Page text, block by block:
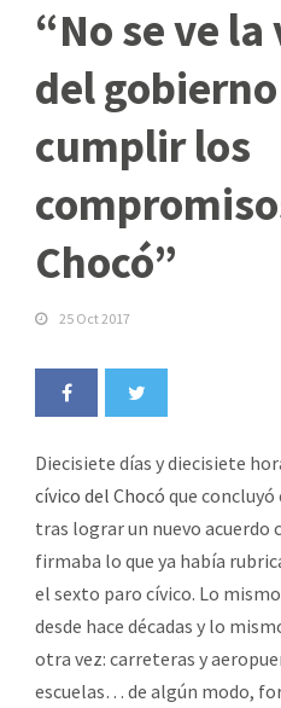
“No se ve
del
cumplir los
Chocó”
25 Oct 2017
Diecisiete días y diecisiete
cívico del Chocó que concluyó
tras lograr un nuevo acuerdo
firmaba lo que ya había
el sexto paro cívico. Lo
desde hace décadas y lo
otra vez: carreteras y
escuelas… de algún modo,